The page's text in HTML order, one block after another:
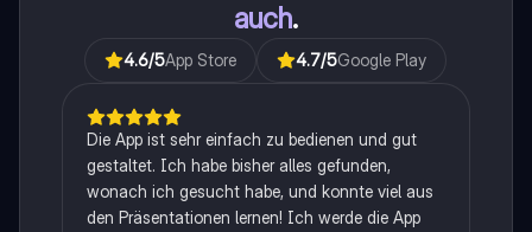
auch.
4.6/5App Store 4.7/5Google Play
Die App ist sehr einfach zu bedienen und gut
gestaltet. Ich habe bisher alles gefunden,
wonach ich gesucht habe, und konnte viel aus
den Präsentationen lernen! Ich werde die App